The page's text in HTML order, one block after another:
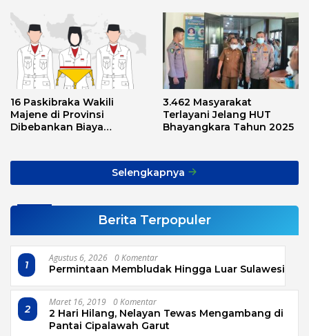
16 Paskibraka Wakili
Majene di Provinsi
Dibebankan Biaya
3.462 Masyarakat
Terlayani Jelang HUT
Bhayangkara Tahun 2025
Selengkapnya
Berita Terpopuler
1
Agustus 6, 2026 0 Komentar
Permintaan Membludak Hingga Luar Sulawesi
2
Maret 16, 2019 0 Komentar
2 Hari Hilang, Nelayan Tewas Mengambang di
Pantai Cipalawah Garut